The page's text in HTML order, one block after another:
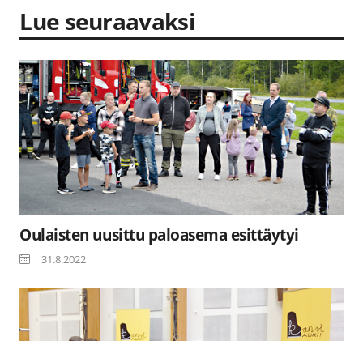
Lue seuraavaksi
Oulaisten uusittu paloasema esittäytyi
31.8.2022